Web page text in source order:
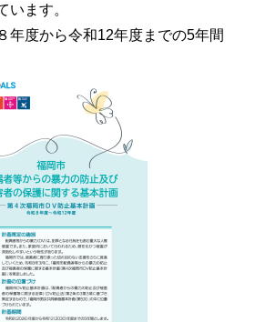
います。
年度から令和12年度までの5年間